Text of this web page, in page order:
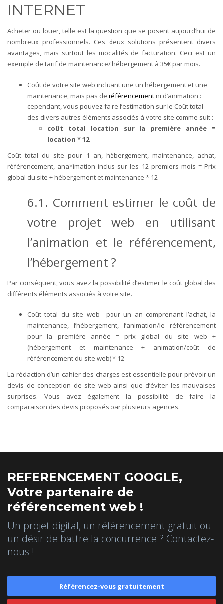
INTERNET
Acheter ou louer, telle est la question que se posent aujourd’hui de
nombreux professionnels. Ces deux solutions présentent divers
avantages, mais surtout les modalités de facturation. Ceci est un
exemple de tarif de maintenance/ hébergement à 35€ par mois.
Coût de votre site web incluant une un hébergement et une
maintenance, mais pas de référencementni d’animation :
cependant, vous pouvez faire l’estimation sur le Coût total
des divers autres éléments associés à votre site comme suit :
coût total location sur la première année =
location * 12
Coût total du site pour 1 an, hébergement, maintenance, achat,
référencement, ana*imation inclus sur les 12 premiers mois = Prix
global du site + hébergement et maintenance * 12
6.1. Comment estimer le coût de
votre projet web en utilisant
l’animation et le référencement,
l’hébergement ?
Par conséquent, vous avez la possibilité d’estimer le coût global des
différents éléments associés à votre site.
Coût total du site web pour un an comprenant l’achat, la
maintenance, l’hébergement, l’animation/le référencement
pour la première année = prix global du site web +
(hébergement et maintenance + animation/coût de
référencement du site web) * 12
La rédaction d’un cahier des charges est essentielle pour prévoir un
devis de conception de site web ainsi que d’éviter les mauvaises
surprises. Vous avez également la possibilité de faire la
comparaison des devis proposés par plusieurs agences.
REFERENCEMENT GOOGLE,
Votre partenaire de
référencement web !
Un projet digital, un référencement gratuit ou
un désir de battre la concurrence ? Contactez-
nous !
Référencez-vous gratuitement